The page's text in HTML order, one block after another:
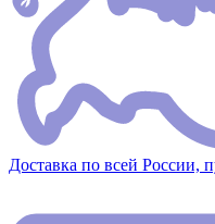
Доставка по всей России,